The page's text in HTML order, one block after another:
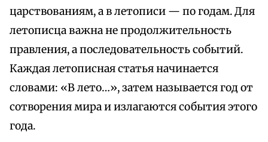
царствованиям, а в летописи — по годам. Для
летописца важна не продолжительность
правления, а последовательность событий.
Каждая летописная статья начинается
словами: «В лето…», затем называется год от
сотворения мира и излагаются события этого
года.